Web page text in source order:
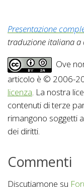
Presentazione
traduzione italiana a
Ove
articolo è © 2006-
licenza. La nostra
contenuti di terze
rimangono soggetti
dei diritti.
Commenti
Discutiamone su